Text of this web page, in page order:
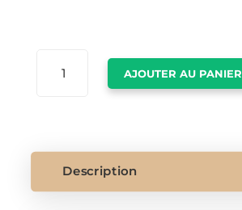
AJOUTER AU PANIER
Description